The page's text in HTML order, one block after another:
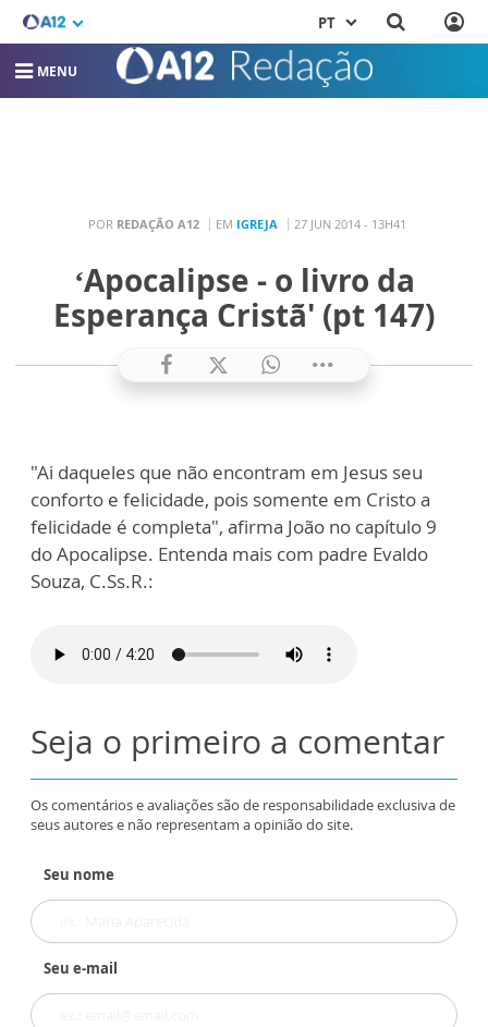
PT
MENU
POR REDAÇÃO A12 EM IGREJA 27 JUN 2014 - 13H41
‘Apocalipse - o livro da
Esperança Cristã' (pt 147)
"Ai daqueles que não encontram em Jesus seu
conforto e felicidade, pois somente em Cristo a
felicidade é completa", afirma João no capítulo 9
do Apocalipse. Entenda mais com padre Evaldo
Souza, C.Ss.R.:
Seja o primeiro a comentar
Os comentários e avaliações são de responsabilidade exclusiva de
seus autores e não representam a opinião do site.
Seu nome
Seu e-mail